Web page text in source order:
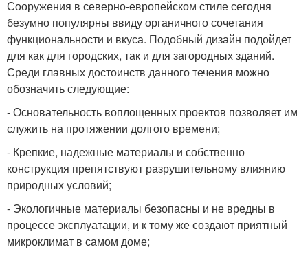
Сооружения в северно-европейском стиле сегодня
безумно популярны ввиду органичного сочетания
функциональности и вкуса. Подобный дизайн подойдет
для как для городских, так и для загородных зданий.
Среди главных достоинств данного течения можно
обозначить следующие:
- Основательность воплощенных проектов позволяет им
служить на протяжении долгого времени;
- Крепкие, надежные материалы и собственно
конструкция препятствуют разрушительному влиянию
природных условий;
- Экологичные материалы безопасны и не вредны в
процессе эксплуатации, и к тому же создают приятный
микроклимат в самом доме;